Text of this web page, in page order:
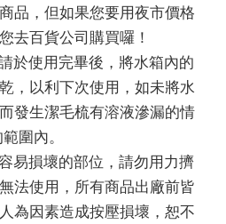
品，但如果您要用夜市價格
去百貨公司購買囉！
於使用完畢後，將水箱內的
，以利下次使用，如未將水
發生潔毛梳有溶液滲漏的情
圍內。
易損壞的部位，請勿用力擠
法使用，所有商品出廠前皆
為因素造成按壓損壞，恕不